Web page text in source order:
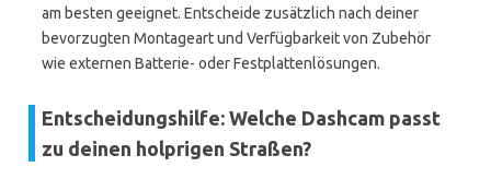
am besten geeignet. Entscheide zusätzlich nach deiner
bevorzugten Montageart und Verfügbarkeit von Zubehör
wie externen Batterie- oder Festplattenlösungen.
Entscheidungshilfe: Welche Dashcam passt
zu deinen holprigen Straßen?